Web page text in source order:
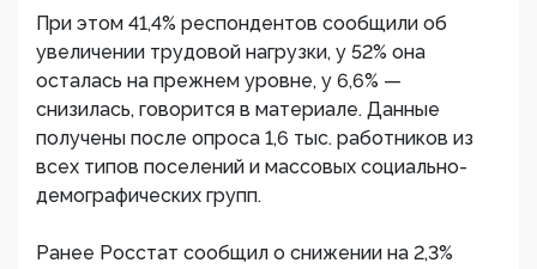
При этом 41,4% респондентов сообщили об
увеличении трудовой нагрузки, у 52% она
осталась на прежнем уровне, у 6,6% —
снизилась, говорится в материале. Данные
получены после опроса 1,6 тыс. работников из
всех типов поселений и массовых социально-
демографических групп.
Ранее Росстат сообщил о снижении на 2,3%